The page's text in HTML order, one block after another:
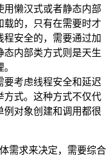
用懒汉式或者静态内部
载的，只有在需要时才
安全的，需要通过加
态内部类方式则是天生
要考虑线程安全和延迟
方式。这种方式不仅代
例对象创建和调用都很
需求来决定，需要综合